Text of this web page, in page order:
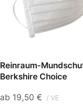
Reinraum-
Berkshire Choice
ab 19,50 € VE